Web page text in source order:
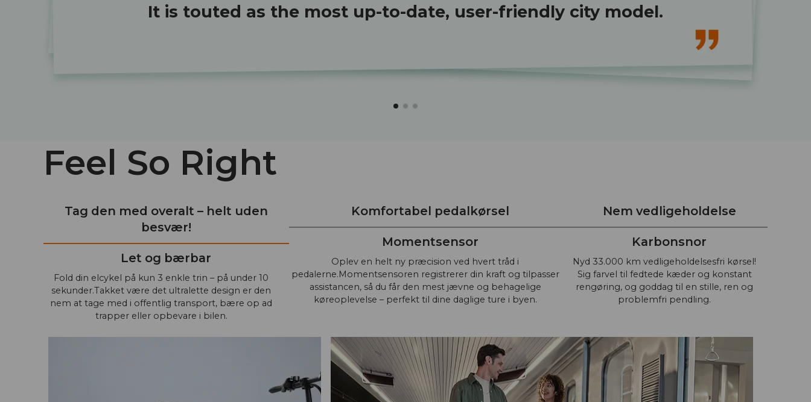
It is touted as the most up-to-date, user-friendly city model.
Feel So Right
Tag den med overalt – helt uden
besvær!
Let og bærbar
Fold din elcykel på kun 3 enkle trin – på under 10
sekunder.Takket være det ultralette design er den
nem at tage med i offentlig transport, bære op ad
trapper eller opbevare i bilen.
Komfortabel pedalkørsel
Momentsensor
Oplev en helt ny præcision ved hvert tråd i
pedalerne.Momentsensoren registrerer din kraft og tilpasser
assistancen, så du får den mest jævne og behagelige
køreoplevelse – perfekt til dine daglige ture i byen.
Nem vedligeholdelse
Karbonsnor
Nyd 33.000 km vedligeholdelsesfri kørsel!
Sig farvel til fedtede kæder og konstant
rengøring, og goddag til en stille, ren og
problemfri pendling.